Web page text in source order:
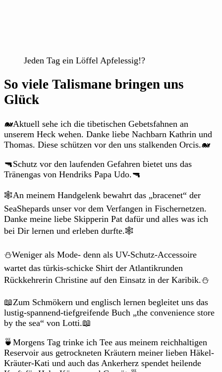
Jeden Tag ein Löffel Apfelessig!?
So viele Talismane bringen uns
Glück
🐋Aktuell sehe ich die tibetischen Gebetsfahnen an
unserem Heck wehen. Danke liebe Nachbarn Kathrin und
Thomas. Diese schützen vor den uns stalkenden Orcis.🐋
🔫Schutz vor den laufenden Gefahren bietet uns das
Tränengas von Hendriks Papa Udo.🔫
🕸An meinem Handgelenk bewahrt das „bracenet“ der
SeaShepards unser vor dem Verfangen in Fischernetzen.
Danke meine liebe Skipperin Pat dafür und alles was ich
bei Dir lernen und erleben durfte.🕸
⛄Weniger als Mode- denn als UV-Schutz-Accessoire
wartet das türkis-schicke Shirt der Atlantikrunden
Rückkehrerin Christine auf den Einsatz in der Karibik.⛄
📖Zum Schmökern und englisch lernen begleitet uns das
lustig-spannend-tiefgreifende Buch „the convenience store
by the sea“ von Lotti.📖
🍵Morgens Tag trinke ich Tee aus meinem reichhaltigen
Reservoir aus getrockneten Kräutern meiner lieben Häkel-
Kräuter-Kati und auch das Ankerherz spendet heilende